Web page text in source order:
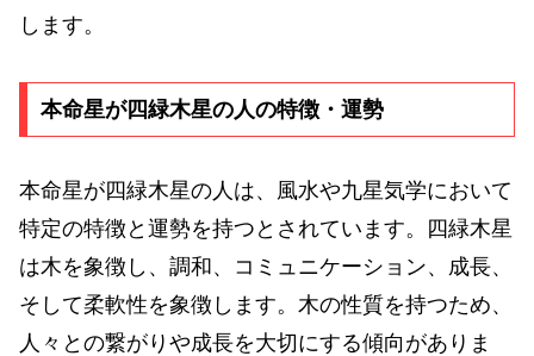
します。
本命星が四緑木星の人の特徴・運勢
本命星が四緑木星の人は、風水や九星気学において
特定の特徴と運勢を持つとされています。四緑木星
は木を象徴し、調和、コミュニケーション、成長、
そして柔軟性を象徴します。木の性質を持つため、
人々との繋がりや成長を大切にする傾向がありま